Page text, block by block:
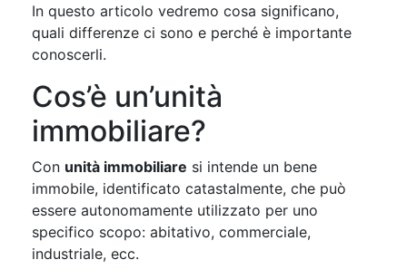
In questo articolo vedremo cosa significano,
quali differenze ci sono e perché è importante
conoscerli.
Cos’è un’unità
immobiliare?
Con unità immobiliare si intende un bene
immobile, identificato catastalmente, che può
essere autonomamente utilizzato per uno
specifico scopo: abitativo, commerciale,
industriale, ecc.